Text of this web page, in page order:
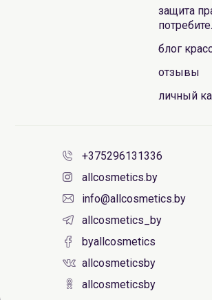
защита
блог
отзывы
личный
+375296131336
allcosmetics.by
info@allcosmetics.by
allcosmetics_by
byallcosmetics
allcosmeticsby
allcosmeticsby